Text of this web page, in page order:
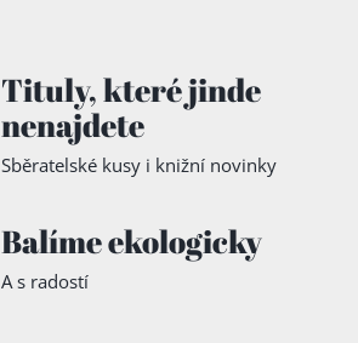
Tituly,které jinde
nenajdete
Sběratelské kusy i knižní novinky
Balíme ekologicky
A s radostí